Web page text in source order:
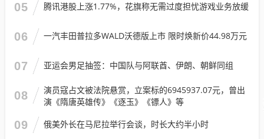
05 腾讯港股上涨1.77%，花旗称无需过度担忧游戏业务放缓
06 一汽丰田普拉多WALD沃德版上市 限时焕新价44.98万元
07 亚运会男足抽签：中国队与阿联酋、伊朗、朝鲜同组
08
演员寇占文被法院悬赏，立案标的6945937.07元，曾出
演《隋唐英雄传》《逐玉》《镖人》等
09 俄美外长在马尼拉举行会谈，时长大约半小时